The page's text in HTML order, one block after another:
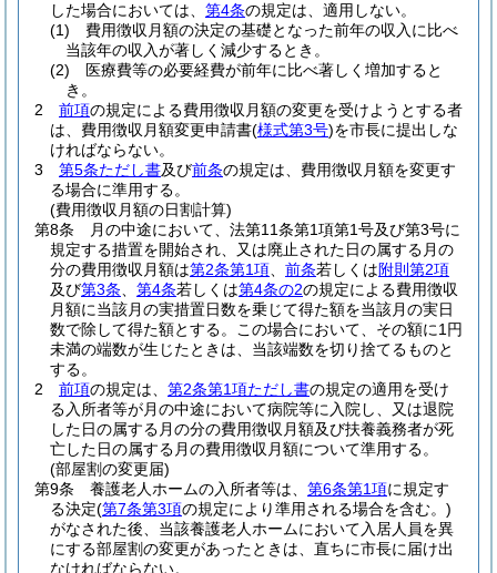
した場合においては、 第4条の規定は、適用しない。
(1)
費用徴収月額の決定の基礎となった前年の収入に比べ
当該年の収入が著しく減少するとき。
(2)
医療費等の必要経費が前年に比べ著しく増加すると
き。
2
前項の規定による費用徴収月額の変更を受けようとする者
は、費用徴収月額変更申請書(様式第3号)を市長に提出しな
ければならない。
3
第5条ただし書及び前条の規定は、費用徴収月額を変更す
る場合に準用する。
(費用徴収月額の日割計算)
第8条
月の中途において、法第11条第1項第1号及び第3号に
規定する措置を開始され、又は廃止された日の属する月の
分の費用徴収月額は第2条第1項 前条若しくは附則第2項
及び第3条 第4条若しくは第4条の2の規定による費用徴収
月額に当該月の実措置日数を乗じて得た額を当該月の実日
数で除して得た額とする。
この場合において、その額に1円
未満の端数が生じたときは、当該端数を切り捨てるものと
する。
2
前項の規定は、 第2条第1項ただし書の規定の適用を受け
る入所者等が月の中途において病院等に入院し、又は退院
した日の属する月の分の費用徴収月額及び扶養義務者が死
亡した日の属する月の費用徴収月額について準用する。
(部屋割の変更届)
第9条
養護老人ホームの入所者等は、 第6条第1項に規定す
る決定(第7条第3項の規定により準用される場合を含む。)
がなされた後、当該養護老人ホームにおいて入居人員を異
にする部屋割の変更があったときは、直ちに市長に届け出
なければならない。